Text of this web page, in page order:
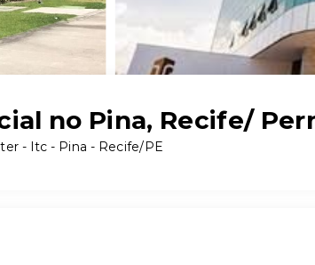
no Pina, Recife/
- Itc - Pina - Recife/PE